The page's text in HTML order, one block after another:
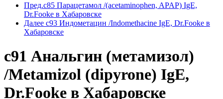
Пред.c85 Парацетамол /(acetaminophen, APAP) IgE,
Dr.Fooke в Хабаровске
Далее c93 Индометацин /Indomethacine IgE, Dr.Fooke в
Хабаровске
c91 Анальгин (метамизол)
/Metamizol (dipyrone) IgE,
Dr.Fooke в Хабаровске